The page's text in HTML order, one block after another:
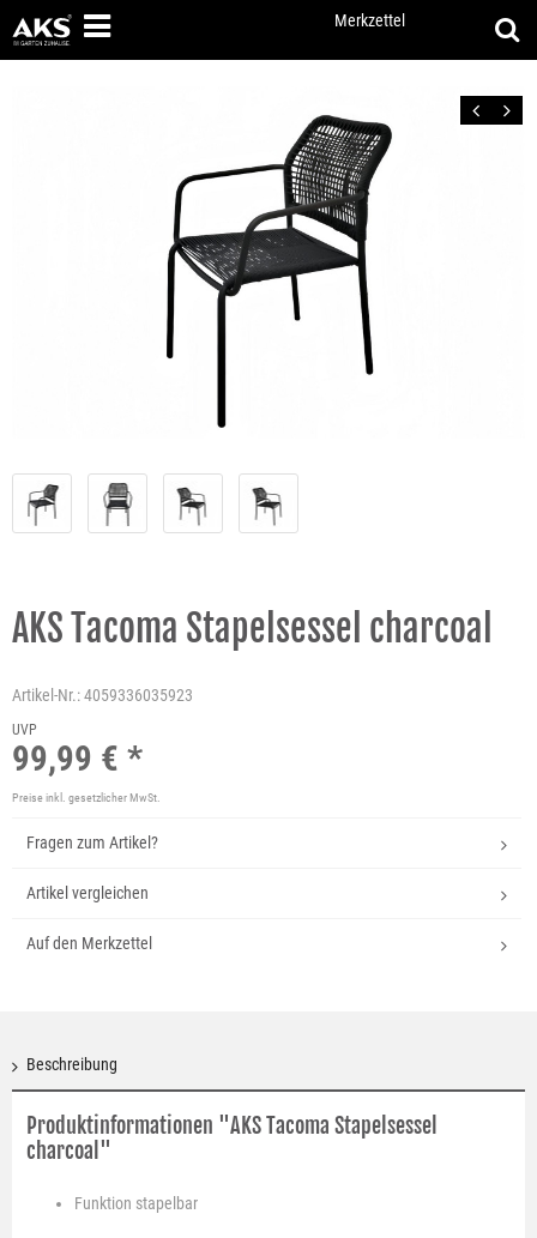
Merkzettel
Zurück Vor
AKS Tacoma Stapelsessel charcoal
Artikel-Nr.:4059336035923
UVP
99,99 € *
Preise inkl. gesetzlicher MwSt.
Fragen zum Artikel?
Artikel vergleichen
Auf den Merkzettel
Beschreibung
Produktinformationen "AKS Tacoma Stapelsessel
charcoal"
Funktion stapelbar